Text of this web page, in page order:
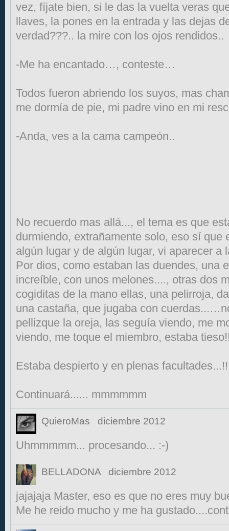
vez, fíjate bien, si le das la vuelta veras
llaves, la pones en la entrada y las dejas
verdad???.. la mire con los ojos rendidos..
-Me ha encantado…, conteste…
Todos fueron abriendo los suyos, mas
me dormía de pie, mi padre vino en mi
-Anda, ves a la cama campeón..
No recuerdo mas allá..., el tema es que
durmiendo, extrañamente solo, eso sí
algún lugar y de algún lugar, vi aparecer
Por dios, como estaban las duendes, una
increíble, con unos melones...., otras dos
cogiditas de la mano ellas, una pelirroja,
una castaña, que jugaba con
pellizque la oreja, las seguía viendo, me
viendo, me toque el miembro, estaba
Estaba despierto y en plenas
Continuará...... mmmmmm
QuieroMas diciembre 2012
Uhmmmmm... procesando... :-)
BELLADONA diciembre 2012
jajajaja Master, eso es que no eres muy
Me he reido mucho y me ha